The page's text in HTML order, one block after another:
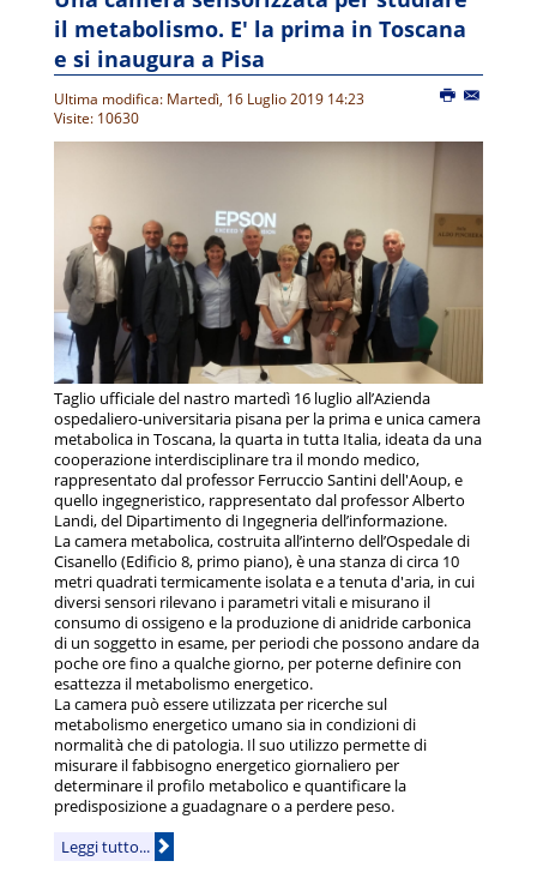
il metabolismo. E' la prima in Toscana
e si inaugura a Pisa
Ultima modifica: Martedì, 16 Luglio 2019 14:23
Visite: 10630
Taglio ufficiale del nastro martedì 16 luglio all’Azienda
ospedaliero-universitaria pisana per la prima e unica camera
metabolica in Toscana, la quarta in tutta Italia, ideata da una
cooperazione interdisciplinare tra il mondo medico,
rappresentato dal professor Ferruccio Santini dell'Aoup, e
quello ingegneristico, rappresentato dal professor Alberto
Landi, del Dipartimento di Ingegneria dell’informazione.
La camera metabolica, costruita all’interno dell’Ospedale di
Cisanello (Edificio 8, primo piano), è una stanza di circa 10
metri quadrati termicamente isolata e a tenuta d'aria, in cui
diversi sensori rilevano i parametri vitali e misurano il
consumo di ossigeno e la produzione di anidride carbonica
di un soggetto in esame, per periodi che possono andare da
poche ore fino a qualche giorno, per poterne definire con
esattezza il metabolismo energetico.
La camera può essere utilizzata per ricerche sul
metabolismo energetico umano sia in condizioni di
normalità che di patologia. Il suo utilizzo permette di
misurare il fabbisogno energetico giornaliero per
determinare il profilo metabolico e quantificare la
predisposizione a guadagnare o a perdere peso.
Leggi tutto...